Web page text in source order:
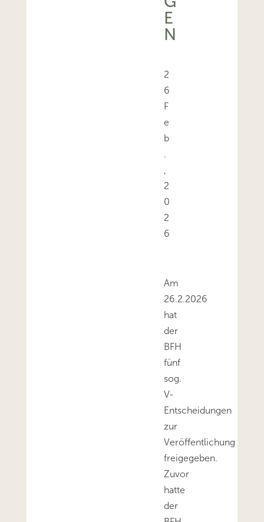
E
N
2
6
F
e
b
.
2
0
2
6
Am
26.2.2026
hat
der
BFH
fünf
sog.
V-
Entscheidungen
zur
Veröffentlichung
freigegeben.
Zuvor
hatte
der